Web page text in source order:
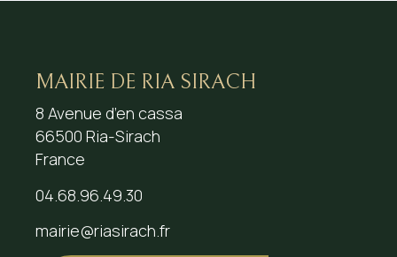
MAIRIE DE RIA SIRACH
8 Avenue d’en cassa
66500 Ria-Sirach
France
04.68.96.49.30
mairie@riasirach.fr